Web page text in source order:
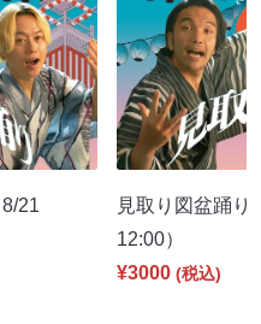
8/21
見取り図盆踊
12:00）
¥3000 (税込)